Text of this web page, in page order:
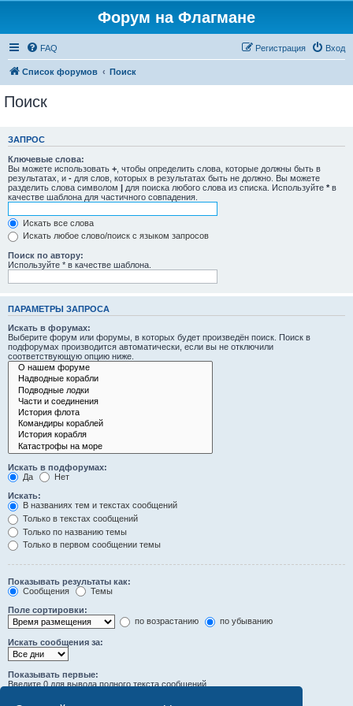
Форум на Флагмане
FAQ Вход
Регистрация
Список форумов Поиск
Поиск
ЗАПРОС
Ключевые слова:
Вы можете использовать + , чтобы определить слова, которые должны быть в
результатах, и - для слов, которых в результатах быть не должно. Вы можете
разделить слова символом | для поиска любого слова из списка. Используйте * в
качестве шаблона для частичного совпадения.
Искать все слова
Искать любое слово/поиск с языком запросов
Поиск по автору:
Используйте * в качестве шаблона.
ПАРАМЕТРЫ ЗАПРОСА
Искать в форумах:
Выберите форум или форумы, в которых будет произведён поиск. Поиск в
подфорумах производится автоматически, если вы не отключили
соответствующую опцию ниже.
Искать в подфорумах:
Да
Нет
Искать:
В названиях тем и текстах сообщений
Только в текстах сообщений
Только по названию темы
Только в первом сообщении темы
Показывать результаты как:
Сообщения
Темы
Поле сортировки:
по возрастанию
по убыванию
Искать сообщения за:
Показывать первые:
Введите 0 для вывода полного текста сообщений.